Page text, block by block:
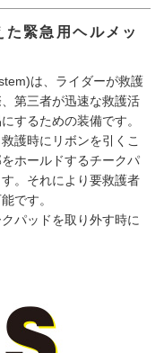
緊急用ヘルメッ
は、ライダーが救護
第三者が迅速な救護活
するための装備です。
護時にリボンを引くこ
ホールドするチークパ
。それにより要救護者
です。
パッドを取り外す時に